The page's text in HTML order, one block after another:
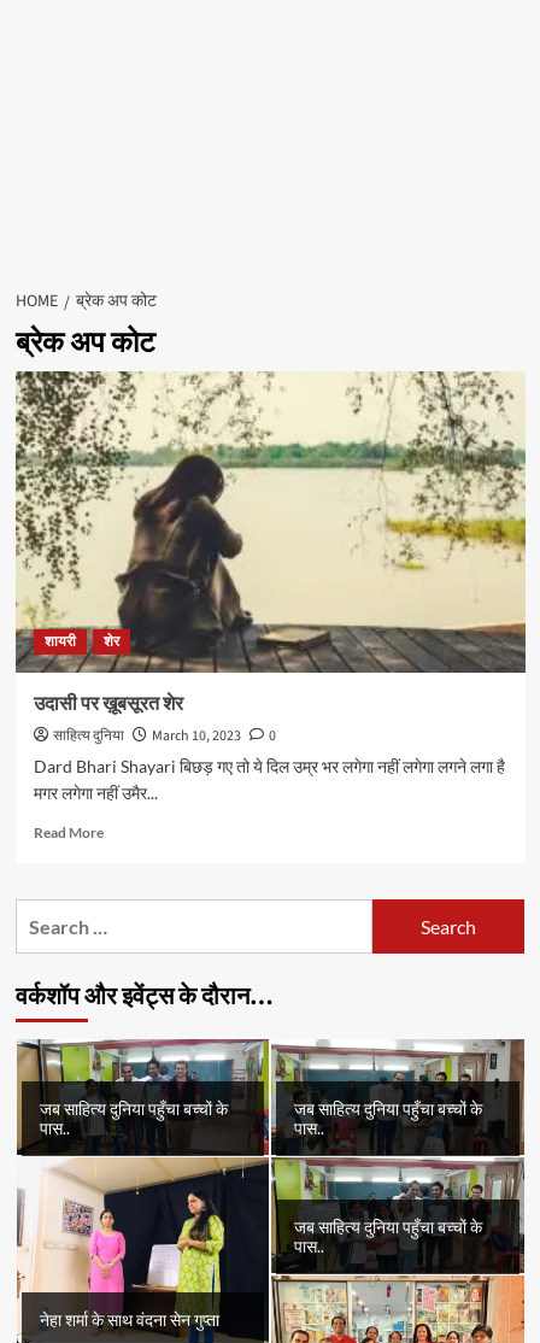
HOME ब्रेक अप कोट
ब्रेक अप कोट
शायरी शेर
उदासी पर ख़ूबसूरत शेर
साहित्य दुनिया March 10, 2023
0
Dard Bhari Shayari बिछड़ गए तो ये दिल उम्र भर लगेगा नहीं लगेगा लगने लगा है
मगर लगेगा नहीं उमैर...
Read MoreRead
उदासी
वर्कशॉप और इवेंट्स के दौरान…
जब साहित्य दुनिया पहुँचा बच्चों के
पास..
जब साहित्य दुनिया पहुँचा बच्चों के
पास..
नेहा शर्मा के साथ वंदना सेन गुप्ता
जब साहित्य दुनिया पहुँचा बच्चों के
पास..